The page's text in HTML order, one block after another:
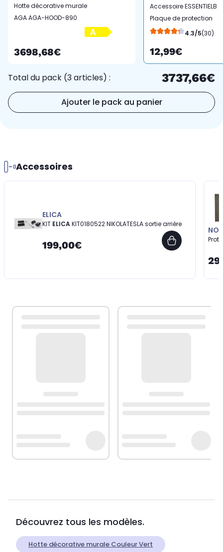
Hotte décorative murale
AGA AGA-HOOD-890
3698,68€
Accessoire ESSENTIELB
Plaque de protection
Terrazzo
4.3/5(30)
12,99€
Total du pack (3 articles) : 3737,66€
Ajouter le pack au panier
Accessoires
ELICA
KIT ELICA KIT0180522 NIKOLATESLA sortie arrière
199,00€
Découvrez tous les modèles.
Hotte décorative murale Couleur Vert